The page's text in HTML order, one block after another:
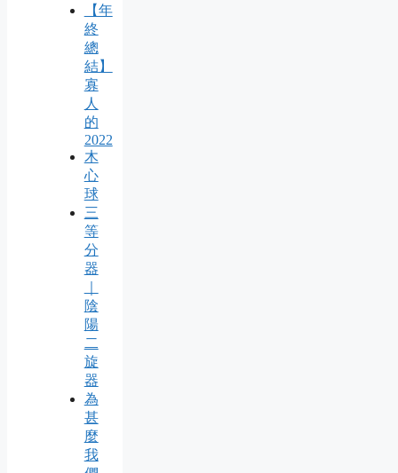
【年
終
總
結】
寡
人
的
2022
木
心
球
三
等
分
器
陰
陽
二
旋
器
為
甚
麼
我